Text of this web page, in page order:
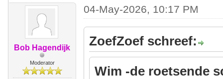
Bob Hagendijk
Moderator
04-May-2026, 10:17 PM
ZoefZoef schreef:
Wim -de roetsende